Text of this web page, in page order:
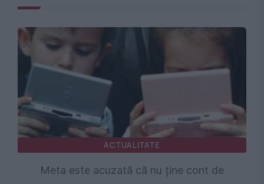
ACTUALITATE
Meta este acuzată că nu ține cont de